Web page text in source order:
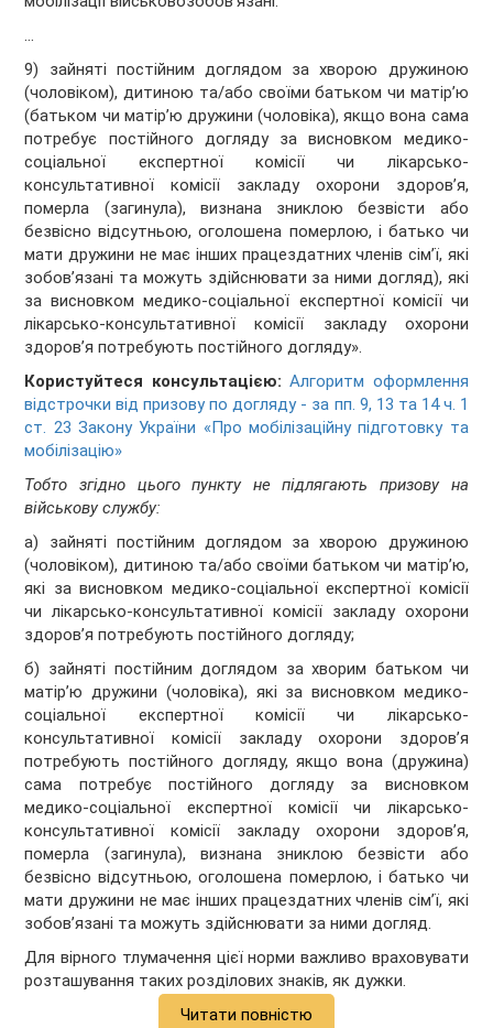
…
9) зайняті постійним доглядом за хворою дружиною
(чоловіком), дитиною та/або своїми батьком чи матір’ю
(батьком чи матір’ю дружини (чоловіка), якщо вона сама
потребує постійного догляду за висновком медико-
соціальної експертної комісії чи лікарсько-
консультативної комісії закладу охорони здоров’я,
померла (загинула), визнана зниклою безвісти або
безвісно відсутньою, оголошена померлою, і батько чи
мати дружини не має інших працездатних членів сім’ї, які
зобов’язані та можуть здійснювати за ними догляд), які
за висновком медико-соціальної експертної комісії чи
лікарсько-консультативної комісії закладу охорони
здоров’я потребують постійного догляду».
Користуйтеся консультацією:Алгоритм оформлення
відстрочки від призову по догляду - за пп. 9, 13 та 14 ч. 1
ст. 23 Закону України «Про мобілізаційну підготовку та
мобілізацію»
Тобто згідно цього пункту не підлягають призову на
військову службу:
а) зайняті постійним доглядом за хворою дружиною
(чоловіком), дитиною та/або своїми батьком чи матір’ю,
які за висновком медико-соціальної експертної комісії
чи лікарсько-консультативної комісії закладу охорони
здоров’я потребують постійного догляду;
б) зайняті постійним доглядом за хворим батьком чи
матір’ю дружини (чоловіка), які за висновком медико-
соціальної експертної комісії чи лікарсько-
консультативної комісії закладу охорони здоров’я
потребують постійного догляду, якщо вона (дружина)
сама потребує постійного догляду за висновком
медико-соціальної експертної комісії чи лікарсько-
консультативної комісії закладу охорони здоров’я,
померла (загинула), визнана зниклою безвісти або
безвісно відсутньою, оголошена померлою, і батько чи
мати дружини не має інших працездатних членів сім’ї, які
зобов’язані та можуть здійснювати за ними догляд.
Для вірного тлумачення цієї норми важливо враховувати
розташування таких розділових знаків, як дужки.
Читати повністю